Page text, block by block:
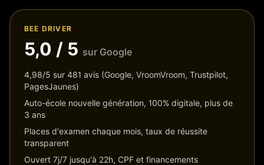
BEE DRIVER
5,0 / 5 sur Google
4,98/5 sur 481 avis (Google, VroomVroom, Trustpilot,
PagesJaunes)
Auto-école nouvelle génération, 100% digitale, plus de
3 ans
Places d'examen chaque mois, taux de réussite
transparent
Ouvert 7j/7 jusqu'à 22h, CPF et financements